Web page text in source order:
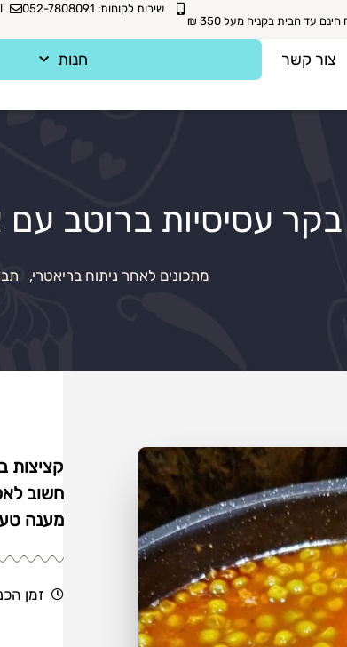
עד הבית בקניה מעל 350 ₪
שירות לקוחות: 052-7808091
צור קשר חנות
בקר עסיסיות ברוטב עם
מתכונים לאחר ניתוח בריאטרי,
קציצות
חשוב
מענה
זמן הכנה: 20-